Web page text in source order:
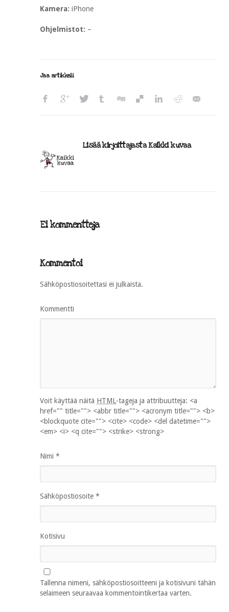
Kamera: iPhone
Ohjelmistot: –
Jaa artikkeli
Lisää kirjoittajasta Kaikki kuvaa
Ei kommentteja
Kommentoi
Sähköpostiosoitettasi ei julkaista.
Kommentti
Voit käyttää näitä HTML-tageja ja attribuutteja: <a
href="" title=""> <abbr title=""> <acronym title=""> <b>
<blockquote cite=""> <cite> <code> <del datetime="">
<em> <i> <q cite=""> <strike> <strong>
Nimi *
Sähköpostiosoite *
Kotisivu
Tallenna nimeni, sähköpostiosoitteeni ja kotisivuni tähän
selaimeen seuraavaa kommentointikertaa varten.